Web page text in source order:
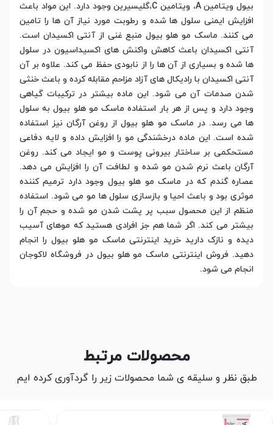
بیول ویتامین A، ویتامین C،گلیسیرین وجود دارد. این مواد باعث
افزایش ایمنی سلول ها شده و رطوبت مورد نیاز آن ها را تامین
می کنند. ماسک مو هلو بیول منبع غنی از آنتی اکسیدان است.
آنتی اکسیدان باعث کاهش واکنش های اکسیداسیون در سلول
ها شده و بسیاری از آن ها را از نابودی حفظ می کند. علاوه بر آن
آنتی اکسیدان با رادیکال های آزاد مزاحم مقابله کرده و باعث خنثی
شدن صدمات آن می شود. این ماده بیشتر در ترکیبات گیاهی
وجود دارد و پس از هر بار استفاده ماسک مو هلو بیول به سلول
ها می رسد. در ماسک مو هلو بیول از روغن آرگان نیز استفاده
شده است. این ماده درخشندگی مو را افزایش داده و لایه دفاعی
مستحکمی بر ساختار بیرونی پوست و مو ایجاد می کند. روغن
آرگان باعث نرم شدن مو شده و لطافت آن را افزایش می دهد.
عصاره گندم که در ماسک مو هلو بیول وجود دارد ترمیم کننده
موثری بود و باعث احیا و بازسازی سلول ها مو می شود. استفاده
منظم از این محصول سبب پر پشت شدن مو شده و حجم آن را
بیشتر می کند. اگر شما هم جز افرادی هستید که موهای آسیب
دیده و نازک دارید خرید اینترنتی ماسک مو هلو بیول را انجام
دهید. فروش اینترنتی ماسک مو هلو بیول در فروشگاه لاکوجان
انجام می شود.
محصولات مرتبط
طبق نظر و سلیقه ی شما محصولات زیر را گردآوری کرده ایم